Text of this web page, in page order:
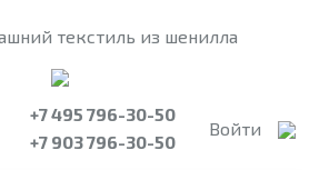
текстиль из шенилла
+7 495 796-30-50
+7 903 796-30-50
Войти